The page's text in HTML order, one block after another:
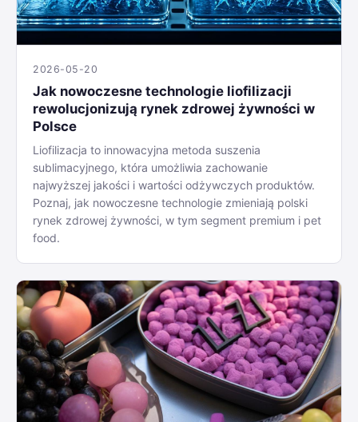
2026-05-20
Jak nowoczesne technologie liofilizacji
rewolucjonizują rynek zdrowej żywności w
Polsce
Liofilizacja to innowacyjna metoda suszenia
sublimacyjnego, która umożliwia zachowanie
najwyższej jakości i wartości odżywczych produktów.
Poznaj, jak nowoczesne technologie zmieniają polski
rynek zdrowej żywności, w tym segment premium i pet
food.